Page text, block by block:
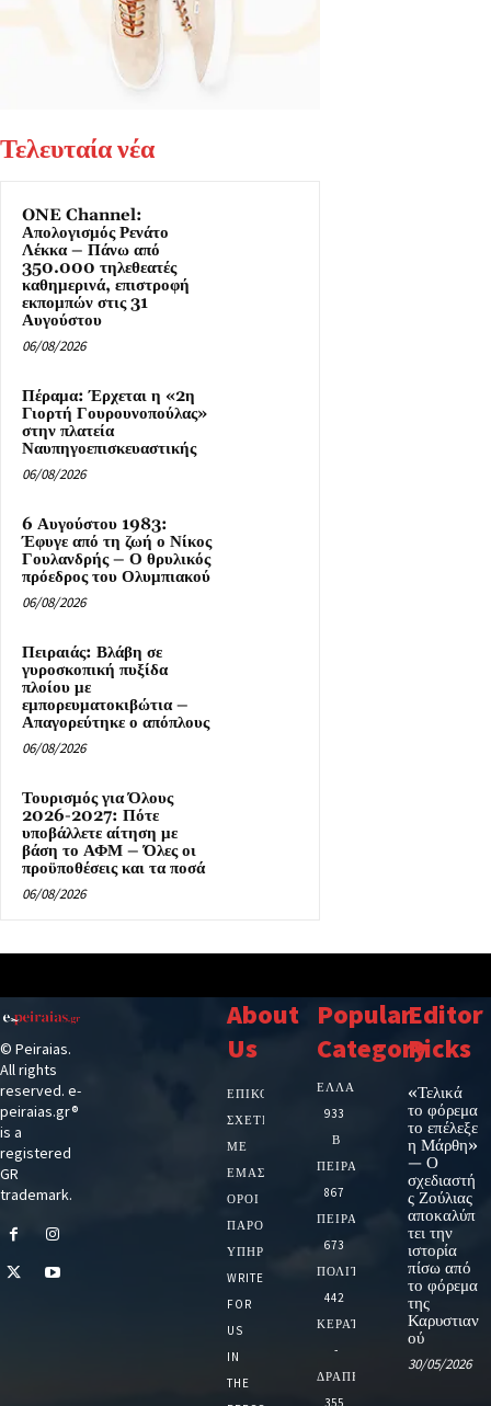
Τελευταία νέα
ONE Channel:
Απολογισμός Ρενάτο
Λέκκα – Πάνω από
350.000 τηλεθεατές
καθημερινά, επιστροφή
εκπομπών στις 31
Αυγούστου
06/08/2026
Πέραμα: Έρχεται η «2η
Γιορτή Γουρουνοπούλας»
στην πλατεία
Ναυπηγοεπισκευαστικής
06/08/2026
6 Αυγούστου 1983:
Έφυγε από τη ζωή ο Νίκος
Γουλανδρής – Ο θρυλικός
πρόεδρος του Ολυμπιακού
06/08/2026
Πειραιάς: Βλάβη σε
γυροσκοπική πυξίδα
πλοίου με
εμπορευματοκιβώτια –
Απαγορεύτηκε ο απόπλους
06/08/2026
Τουρισμός για Όλους
2026-2027: Πότε
υποβάλλετε αίτηση με
βάση το ΑΦΜ – Όλες οι
προϋποθέσεις και τα ποσά
06/08/2026
© Peiraias.
All rights
reserved. e-
peiraias.gr®
is a
registered
GR
trademark.
About
Us
ΕΠΙΚΟΙΝΩΝΙΑ
ΣΧΕΤΙΚΆ
ΜΕ
ΕΜΆΣ
ΌΡΟΙ
ΠΑΡΟΧΉΣ
ΥΠΗΡΕΣΙΏΝ
WRITE
FOR
US
IN
THE
Popular
Category
ΕΛΛΑΔΑ
933
Β
ΠΕΙΡΑΙΑ
867
ΠΕΙΡΑΙΑΣ
673
ΠΟΛΙΤΙΚΗ
442
ΚΕΡΑΤΣΙΝΙ
-
ΔΡΑΠΕΤΣΩΝΑ
Editor
Picks
«Τελικά
το φόρεμα
το επέλεξε
η Μάρθη»
— Ο
σχεδιαστή
ς Ζούλιας
αποκαλύπ
τει την
ιστορία
πίσω από
το φόρεμα
της
Καρυστιαν
ού
30/05/2026